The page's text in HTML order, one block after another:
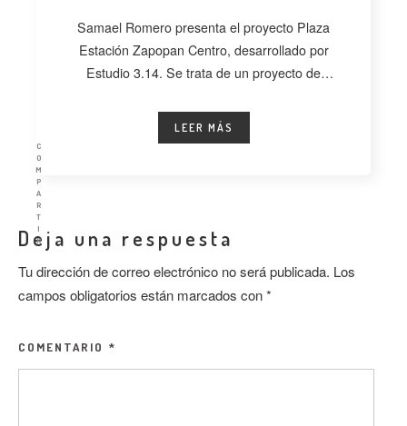
C
O
M
P
A
R
T
I
R
Samael Romero presenta el proyecto Plaza
Estación Zapopan Centro, desarrollado por
Estudio 3.14. Se trata de un proyecto de
LEER MÁS
Deja una respuesta
Tu dirección de correo electrónico no será publicada. Los
campos obligatorios están marcados con*
COMENTARIO *